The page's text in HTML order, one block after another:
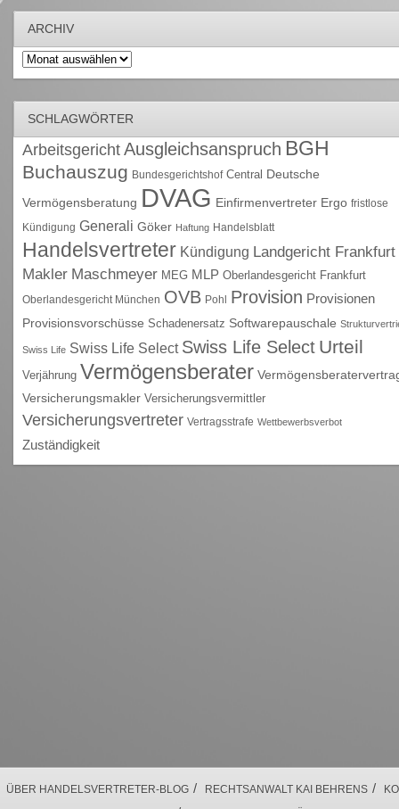
ARCHIV
Archiv
SCHLAGWÖRTER
Arbeitsgericht Ausgleichsanspruch BGH
Buchauszug Bundesgerichtshof Central Deutsche
Vermögensberatung DVAG Einfirmenvertreter Ergo fristlose
Kündigung Generali Göker Haftung Handelsblatt
Handelsvertreter Kündigung Landgericht Frankfurt
Makler Maschmeyer MEG MLP Oberlandesgericht Frankfurt
Oberlandesgericht München OVB Pohl Provision Provisionen
Provisionsvorschüsse Schadenersatz Softwarepauschale
Swiss Life Swiss Life Select Swiss Life Select Urteil
Verjährung Vermögensberater
Versicherungsmakler Versicherungsvermittler
Versicherungsvertreter Vertragsstrafe Wettbewerbsverbot
Zuständigkeit
ÜBER HANDELSVERTRETER-BLOG / RECHTSANWALT KAI BEHRENS /